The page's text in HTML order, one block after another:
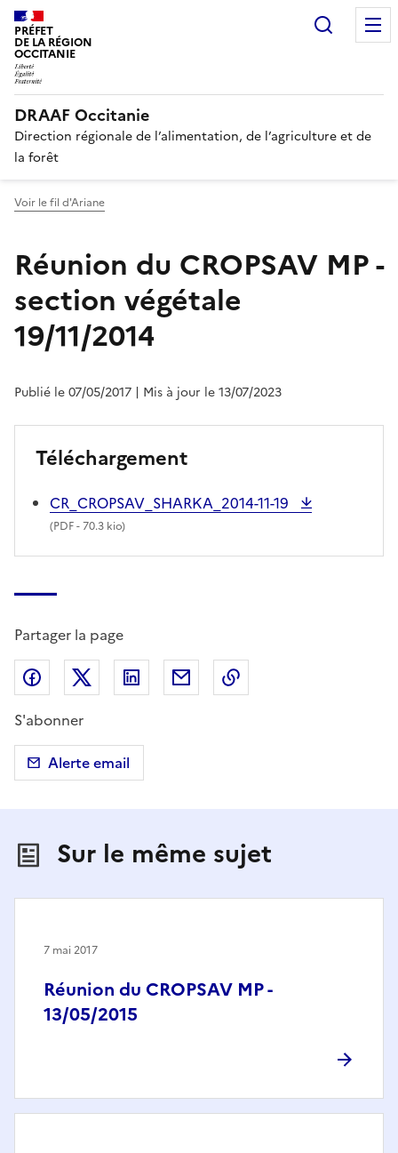
PRÉFET
DE LA RÉGION
OCCITANIE
DRAAF Occitanie
Direction régionale de l’alimentation, de l’agriculture et de
la forêt
Voir le fil d'Ariane
Réunion du CROPSAV MP -
section végétale
19/11/2014
Publié le 07/05/2017 | Mis à jour le 13/07/2023
Téléchargement
CR_CROPSAV_SHARKA_2014-11-19
(PDF- 70.3 kio)
Partager la page
Partager sur Facebook
Partager sur X (anciennement Twitter)
Partager sur LinkedIn
Partager par email
S'abonner
Alerte email
Sur le même sujet
Réunion du CROPSAV MP -
13/05/2015
7 mai 2017